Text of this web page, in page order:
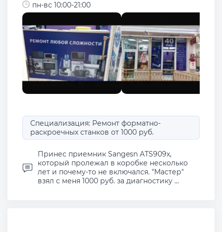
пн-вс 10:00-21:00
Специализация: Ремонт форматно-
раскроечных станков от 1000 руб.
Принес приемник Sangesn ATS909x,
который пролежал в коробке несколько
лет и почему-то не включался. "Мастер"
взял с меня 1000 руб. за диагностику ...